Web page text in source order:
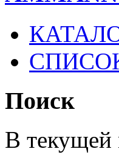
Поиск
В текущей